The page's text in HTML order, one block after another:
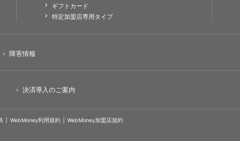
ギフトカード
特定加盟店専用タイプ
障害情報
決済導入のご案内
WebMoney利用規約
WebMoney加盟店規約